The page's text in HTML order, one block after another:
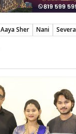
Aaya Sher Nani